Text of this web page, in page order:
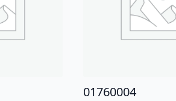
01760004